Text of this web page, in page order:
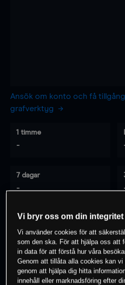
Ansök om konto och få
grafverktyg
1 timme
-
7 dagar
-
0% av kunderna har
instrument
Börja
Vi bryr oss om din integritet
Vi använder cookies för att
som den ska. För att hjälpa oss att
in data för att förstå hur våra
Genom att tillåta alla cookies kan
genom att hjälpa dig hitta
innehåll eller marknadsföring efter